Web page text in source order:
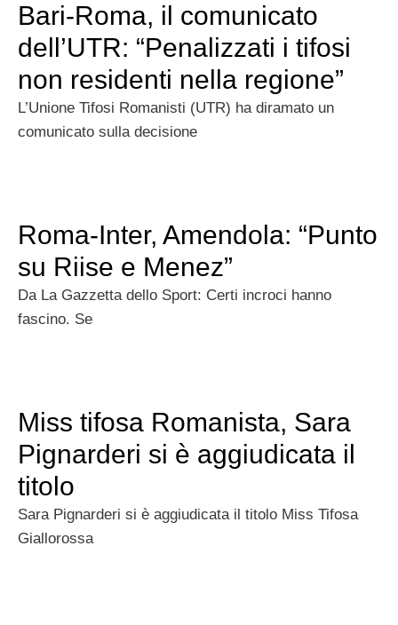
Bari-Roma, il comunicato
dell’UTR: “Penalizzati i tifosi
non residenti nella regione”
L’Unione Tifosi Romanisti (UTR) ha diramato un
comunicato sulla decisione
Roma-Inter, Amendola: “Punto
su Riise e Menez”
Da La Gazzetta dello Sport: Certi incroci hanno
fascino. Se
Miss tifosa Romanista, Sara
Pignarderi si è aggiudicata il
titolo
Sara Pignarderi si è aggiudicata il titolo Miss Tifosa
Giallorossa